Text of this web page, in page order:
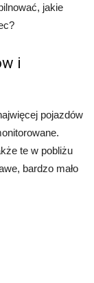
jakie
i
pojazdów
te w pobliżu
bardzo mało